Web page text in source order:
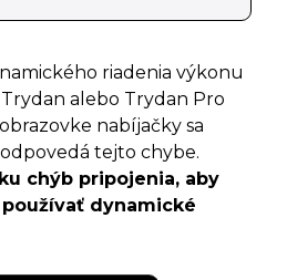
riadenia výkonu
alebo Trydan Pro
nabíjačky sa
tejto chybe.
chýb pripojenia, aby
dynamické